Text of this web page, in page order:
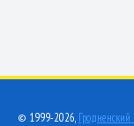
© 1999-2026,